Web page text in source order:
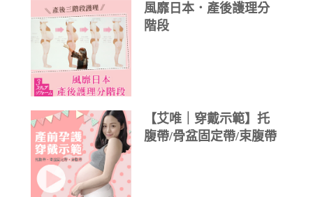
風靡日本．產後護理分
階段
【艾唯｜穿戴示範】托
腹帶/骨盆固定帶/束腹帶